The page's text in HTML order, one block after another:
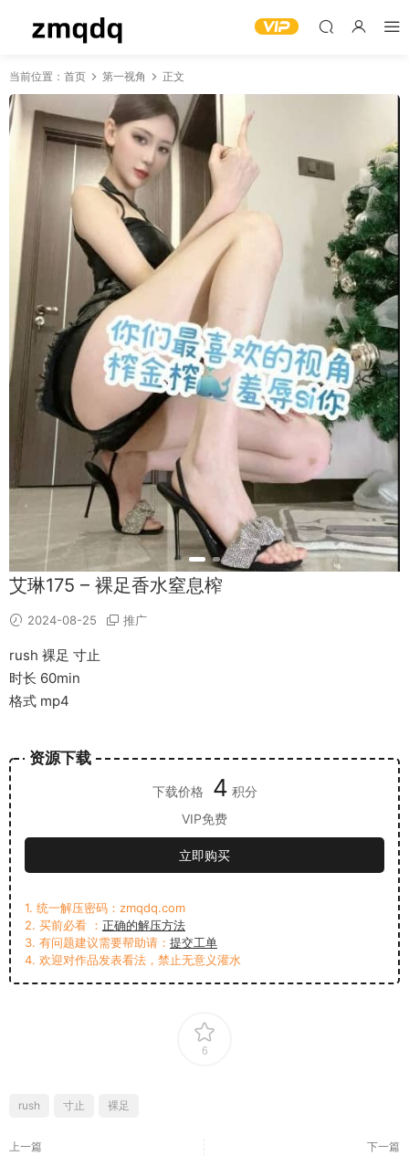
当前位置： 首页 第一视角 正文
艾琳175 – 裸足香水窒息榨
2024-08-25 推广
rush 裸足 寸止
时长 60min
格式 mp4
资源下载
下载价格 4 积分
VIP免费
立即购买
1. 统一解压密码：zmqdq.com
2. 买前必看 ： 正确的解压方法
3. 有问题建议需要帮助请： 提交工单
4. 欢迎对作品发表看法，禁止无意义灌水
6
rush 寸止 裸足
上一篇 下一篇